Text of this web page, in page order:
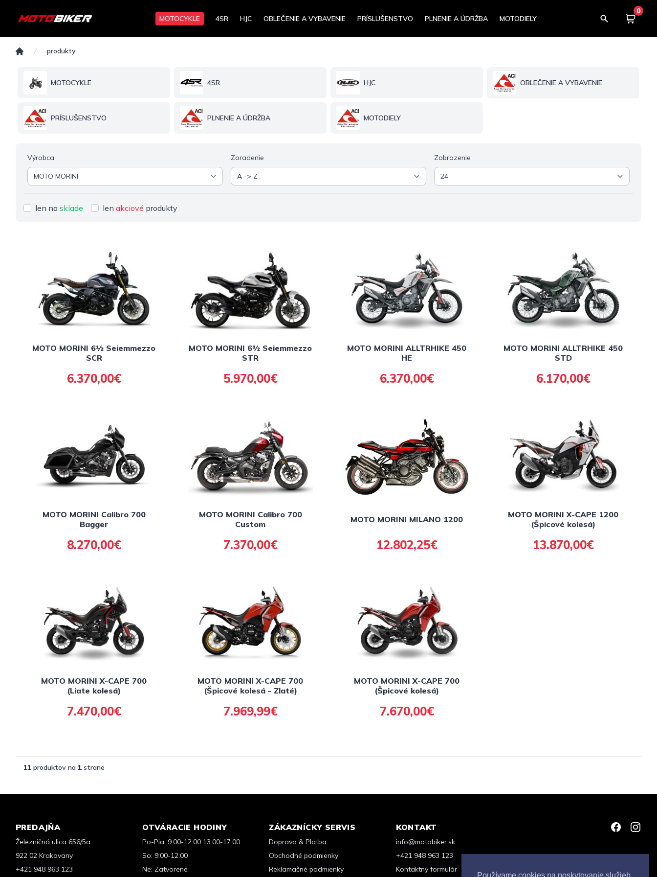
MOTOCYKLE 4SR HJC OBLEČENIE A VYBAVENIE PRÍSLUŠENSTVO PLNENIE A ÚDRŽBA MOTODIELY
0
Košík
produkty
MOTOCYKLE 4SR HJC OBLEČENIE A VYBAVENIE
PRÍSLUŠENSTVO PLNENIE A ÚDRŽBA MOTODIELY
Výrobca Zoradenie Zobrazenie
len na sklade len akciové produkty
MOTO MORINI 6½ Seiemmezzo
SCR
6.370,00€
MOTO MORINI 6½ Seiemmezzo
STR
5.970,00€
MOTO MORINI ALLTRHIKE 450
HE
6.370,00€
MOTO MORINI ALLTRHIKE 450
STD
6.170,00€
MOTO MORINI Calibro 700
Bagger
8.270,00€
MOTO MORINI Calibro 700
Custom
7.370,00€
MOTO MORINI MILANO 1200
12.802,25€
MOTO MORINI X-CAPE 1200
(Špicové kolesá)
13.870,00€
MOTO MORINI X-CAPE 700
(Liate kolesá)
7.470,00€
MOTO MORINI X-CAPE 700
(Špicové kolesá - Zlaté)
7.969,99€
MOTO MORINI X-CAPE 700
(Špicové kolesá)
7.670,00€
11 produktov na 1 strane
PREDAJŇA
Železničná ulica 656/5a
922 02 Krakovany
+421 948 963 123
OTVÁRACIE HODINY
Po-Pia: 9:00-12:00 13:00-17:00
So: 9:00-12:00
Ne: Zatvorené
ZÁKAZNÍCKY SERVIS
Doprava & Platba
Obchodné podmienky
Reklamačné podmienky
KONTAKT
info@motobiker.sk
+421 948 963 123
Kontaktný formulár